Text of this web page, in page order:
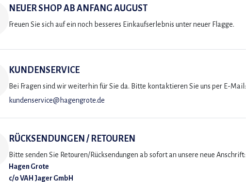
NEUER SHOP AB ANFANG AUGUST
Freuen Sie sich auf ein noch besseres Einkaufserlebnis unter neuer Flagge.
KUNDENSERVICE
Bei Fragen sind wir weiterhin für Sie da. Bitte kontaktieren Sie uns per E-Mail:
kundenservice@hagengrote.de
RÜCKSENDUNGEN / RETOUREN
Bitte senden Sie Retouren/Rücksendungen ab sofort an unsere neue Anschrift:
Hagen Grote
c/o VAH Jager GmbH